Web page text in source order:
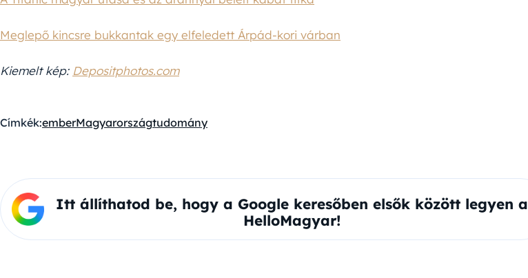
Meglepő kincsre bukkantak egy elfeledett Árpád-kori várban
Kiemelt kép: Depositphotos.com
Címkék:emberMagyarországtudomány
Itt állíthatod be, hogy a Google keresőben elsők között legyen a
HelloMagyar!